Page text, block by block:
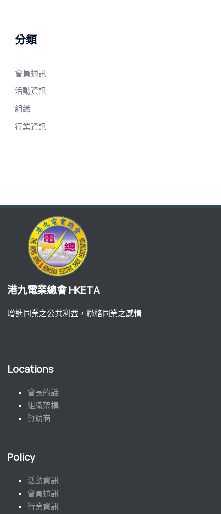
分類
會員通訊
活動資訊
組織
行業資訊
港九電業總會 HKETA
增進同業之公共利益，聯絡同業之感情
Locations
會長的話
組織架構
贊助商
Policy
活動資訊
會員通訊
行業資訊